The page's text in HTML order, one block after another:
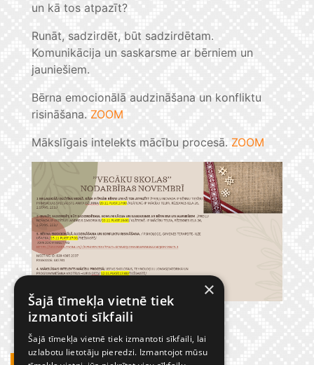
un kā tos atpazīt?
Runāt, sadzirdēt, būt sadzirdētam.
Komunikācija un saskarsme ar bērniem un
jauniešiem.
Bērna emocionālā audzināšana un konfliktu
risināšana. ZOOM
Mākslīgais intelekts mācību procesā. ZOOM
GADĪJUMBILDES
×
Šajā tīmekļa vietnē tiek
izmantoti sīkfaili
Šajā tīmekļa vietnē tiek izmantoti sīkfaili, lai
uzlabotu lietotāju pieredzi. Izmantojot mūsu